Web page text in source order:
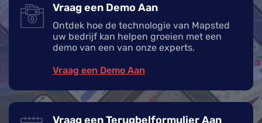
Vraag een Demo Aan
Ontdek hoe de technologie van Mapsted
uw bedrijf kan helpen groeien met een
demo van een van onze experts.
Vraag een Demo Aan
Vraag een Terugbelformulier Aan